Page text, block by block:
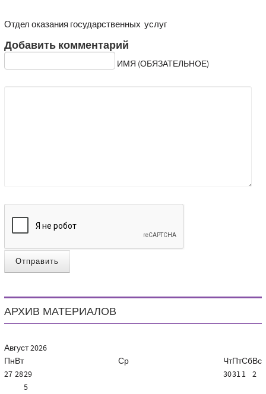
Отдел оказания государственных услуг
Добавить комментарий
ИМЯ (ОБЯЗАТЕЛЬНОЕ)
Отправить
АРХИВ МАТЕРИАЛОВ
Август2026
ПнВт Ср ЧтПтСбВс
27 2829 30311 2
5